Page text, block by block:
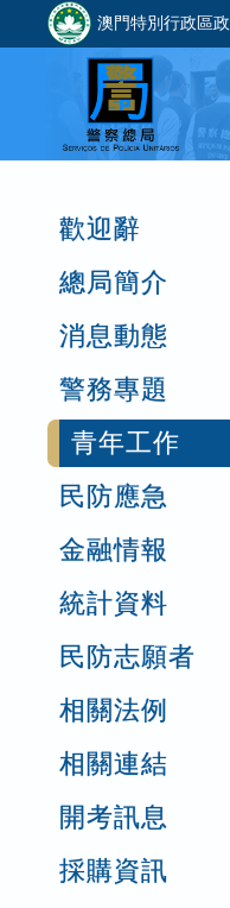
澳門特別行政區政
歡迎辭
總局簡介
消息動態
警務專題
青年工作
民防應急
金融情報
統計資料
民防志願者
相關法例
相關連結
開考訊息
採購資訊